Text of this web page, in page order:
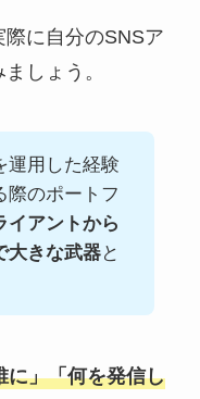
に自分のSNSア
しょう。
運用した経験
際のポートフ
イアントから
大きな武器と
に」「何を発信し